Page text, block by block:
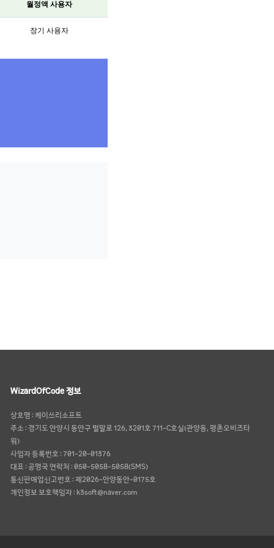
월정액 사용자
장기 사용자
WizardOfCode 정보
상호명 : 케이쓰리소프트
주소 : 경기도 안양시 동안구 벌말로 126, 3201호 711-C호실(관양동, 평촌오비즈타
워)
사업자 등록번호 : 701-20-01376
대표 : 공명국 연락처 : 050-5058-5058(SMS)
통신판매업신고번호 : 제2026-안양동안-0175호
개인정보 보호책임자: k3soft@naver.com